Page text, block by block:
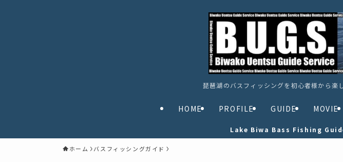
琵琶湖のバスフィッシングを初心者様から楽
HOME PROFILE GUIDE MOVIE
Lake Biwa Bass Fishing
ホーム バスフィッシングガイド